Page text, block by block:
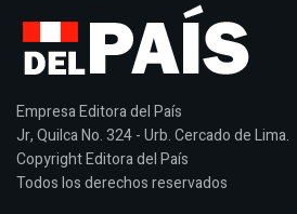
Empresa Editora del País
Jr, Quilca No. 324 - Urb. Cercado de Lima.
Copyright Editora del País
Todos los derechos reservados